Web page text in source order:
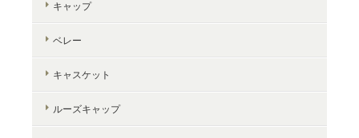
キャップ
ベレー
キャスケット
ルーズキャップ